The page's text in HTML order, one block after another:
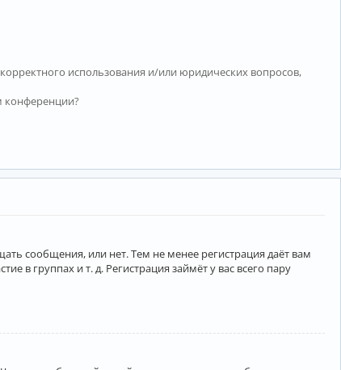
использования и/или юридических вопросов,
конференции?
сообщения, или нет. Тем не менее регистрация даёт вам
в группах и т. д. Регистрация займёт у вас всего пару